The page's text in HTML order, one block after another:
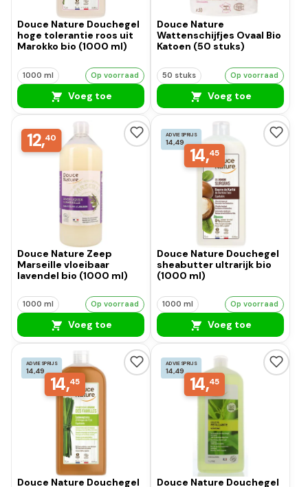
Douce Nature Douchegel
hoge tolerantie roos uit
Marokko bio (1000 ml)
1000 ml Op voorraad
Voeg toe
Douce Nature
Wattenschijfjes Ovaal Bio
Katoen (50 stuks)
50 stuks Op voorraad
Voeg toe
12,40
Douce Nature Zeep
Marseille vloeibaar
lavendel bio (1000 ml)
1000 ml Op voorraad
Voeg toe
ADVIESPRIJS
14,49
14,45
Douce Nature Douchegel
sheabutter ultrarijk bio
(1000 ml)
1000 ml Op voorraad
Voeg toe
ADVIESPRIJS
14,49
14,45
Douce Nature Douchegel
ADVIESPRIJS
14,49
14,45
Douce Nature Douchegel